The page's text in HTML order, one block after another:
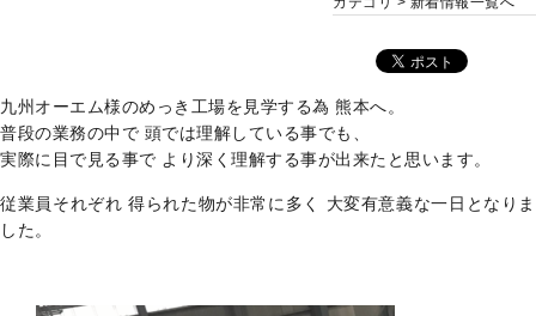
九州オーエム様のめっき工場を見学する為 熊本へ。
普段の業務の中で 頭では理解している事でも、
実際に目で見る事で より深く理解する事が出来たと思います。
従業員それぞれ 得られた物が非常に多く 大変有意義な一日となりま
した。